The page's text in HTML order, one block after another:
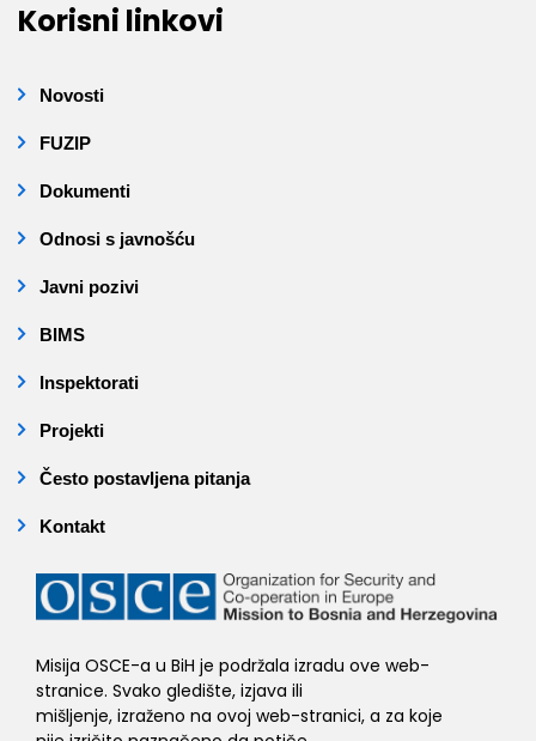
Korisni linkovi
Novosti
FUZIP
Dokumenti
Odnosi s javnošću
Javni pozivi
BIMS
Inspektorati
Projekti
Često postavljena pitanja
Kontakt
Misija OSCE-a u BiH je podržala izradu ove web-
stranice. Svako gledište, izjava ili
mišljenje, izraženo na ovoj web-stranici, a za koje